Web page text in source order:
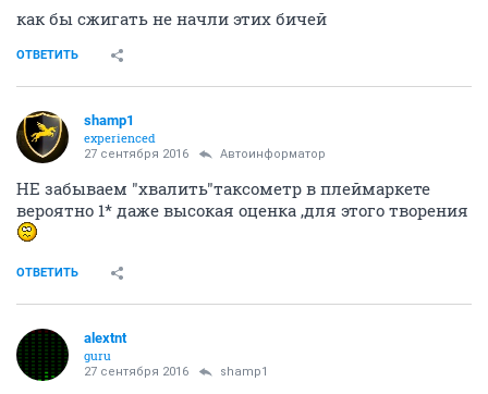
как бы сжигать не начли этих бичей
ОТВЕТИТЬ
shamp1
experienced
27 сентября 2016 Автоинформатор
НЕ забываем "хвалить"таксометр в плеймаркете
вероятно 1* даже высокая оценка ,для этого творения
ОТВЕТИТЬ
alextnt
guru
27 сентября 2016 shamp1